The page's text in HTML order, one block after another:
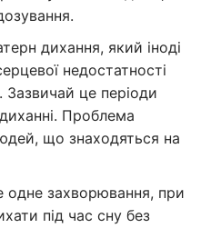
дихання, який іноді
недостатності
Зазвичай це періоди
диханні. Проблема
що знаходяться на
одне захворювання, при
під час сну без